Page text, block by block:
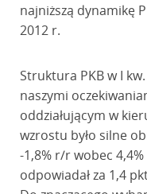
najniższą dynamikę
2012 r.
Struktura PKB w I
naszymi
oddziałującym w
wzrostu było silne
-1,8% r/r wobec
odpowiadał za 1,4